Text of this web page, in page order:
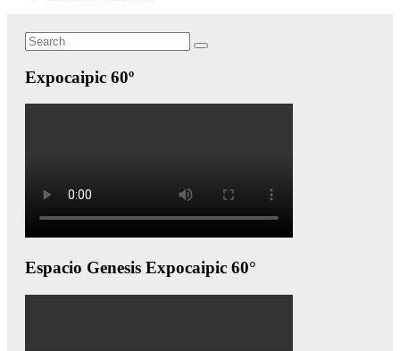
Search
for:
Search
Expocaipic 60º
Espacio Genesis Expocaipic 60°